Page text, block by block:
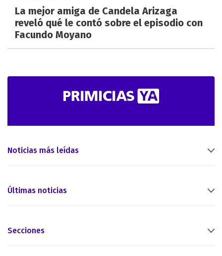
La mejor amiga de Candela Arizaga
reveló qué le contó sobre el episodio con
Facundo Moyano
Noticias más leídas
Últimas noticias
Secciones